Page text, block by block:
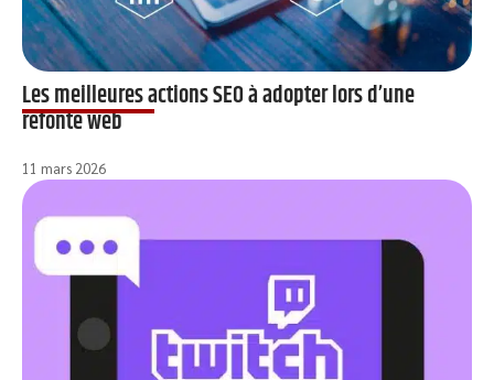
Les meilleures actions SEO à adopter lors d’une
refonte web
11 mars 2026